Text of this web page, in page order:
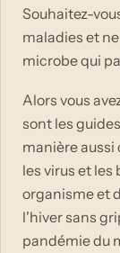
Souhaitez-
maladies et
microbe qui
Alors vous
sont les
manière
les virus et
organisme et
l'hiver sans
pandémie du